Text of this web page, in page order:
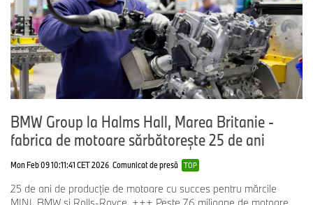
BMW Group la Halms Hall, Marea Britanie -
fabrica de motoare sărbătorește 25 de ani
Mon Feb 09 10:11:41 CET 2026 Comunicat de presă TOP
25 de ani de producție de motoare cu succes pentru mărcile